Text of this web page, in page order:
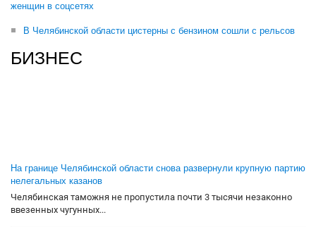
женщин в соцсетях
В Челябинской области цистерны с бензином сошли с рельсов
БИЗНЕС
На границе Челябинской области снова развернули крупную партию
нелегальных казанов
Челябинская таможня не пропустила почти 3 тысячи незаконно
ввезенных чугунных...